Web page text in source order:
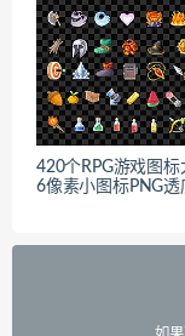
420个RPG游戏图标
6像素小图标PNG透